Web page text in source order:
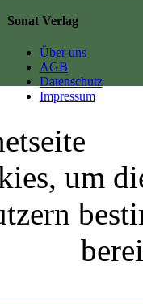
Sonat Verlag
Über uns
AGB
Datenschutz
Impressum
um